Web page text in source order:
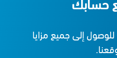
إلى جميع مزايا